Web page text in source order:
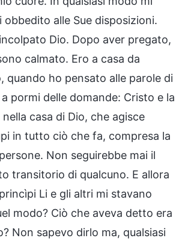
alle Sue disposizioni.
Dio. Dopo aver pregato,
calmato. Ero a casa da
quando ho pensato alle parole di
pormi delle domande: Cristo e la
casa di Dio, che agisce
in tutto ciò che fa, compresa la
Non seguirebbe mai il
transitorio di qualcuno. E allora
Li e gli altri mi stavano
modo? Ciò che aveva detto era
Non sapevo dirlo ma, qualsiasi